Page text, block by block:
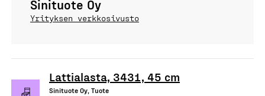
Sinituote Oy
Yrityksen verkkosivusto
Lattialasta, 3431, 45 cm
Sinituote Oy, Tuote